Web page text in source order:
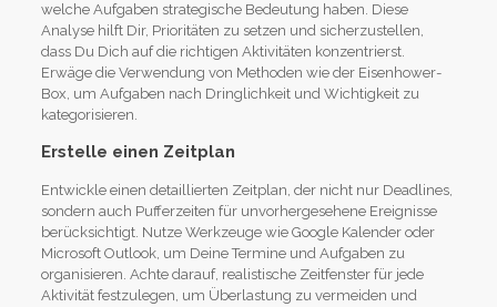
welche Aufgaben strategische Bedeutung haben. Diese
Analyse hilft Dir, Prioritäten zu setzen und sicherzustellen,
dass Du Dich auf die richtigen Aktivitäten konzentrierst.
Erwäge die Verwendung von Methoden wie der Eisenhower-
Box, um Aufgaben nach Dringlichkeit und Wichtigkeit zu
kategorisieren.
Erstelle einen Zeitplan
Entwickle einen detaillierten Zeitplan, der nicht nur Deadlines,
sondern auch Pufferzeiten für unvorhergesehene Ereignisse
berücksichtigt. Nutze Werkzeuge wie Google Kalender oder
Microsoft Outlook, um Deine Termine und Aufgaben zu
organisieren. Achte darauf, realistische Zeitfenster für jede
Aktivität festzulegen, um Überlastung zu vermeiden und